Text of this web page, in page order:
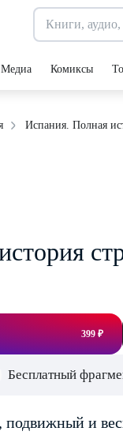
Медиа Комиксы
Испания. Полная
399 ₽
Бесплатный
и